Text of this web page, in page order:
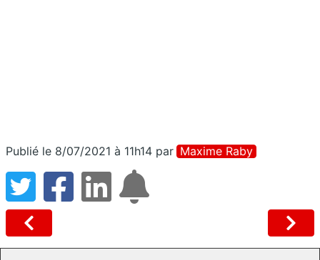
Publié le 8/07/2021 à 11h14 par Maxime Raby